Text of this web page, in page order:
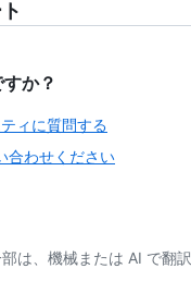
か？
ィに質問する
合わせください
は、機械または AI で翻